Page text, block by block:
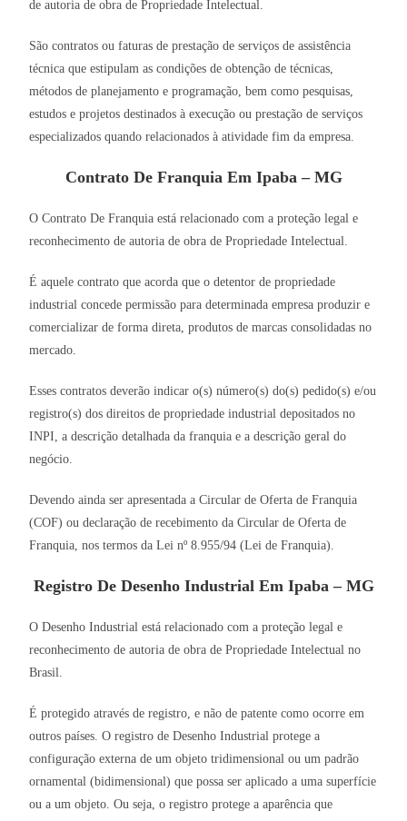
de autoria de obra de Propriedade Intelectual.
São contratos ou faturas de prestação de serviços de assistência
técnica que estipulam as condições de obtenção de técnicas,
métodos de planejamento e programação, bem como pesquisas,
estudos e projetos destinados à execução ou prestação de serviços
especializados quando relacionados à atividade fim da empresa.
Contrato De Franquia Em Ipaba – MG
O Contrato De Franquia está relacionado com a proteção legal e
reconhecimento de autoria de obra de Propriedade Intelectual.
É aquele contrato que acorda que o detentor de propriedade
industrial concede permissão para determinada empresa produzir e
comercializar de forma direta, produtos de marcas consolidadas no
mercado.
Esses contratos deverão indicar o(s) número(s) do(s) pedido(s) e/ou
registro(s) dos direitos de propriedade industrial depositados no
INPI, a descrição detalhada da franquia e a descrição geral do
negócio.
Devendo ainda ser apresentada a Circular de Oferta de Franquia
(COF) ou declaração de recebimento da Circular de Oferta de
Franquia, nos termos da Lei nº 8.955/94 (Lei de Franquia).
Registro De Desenho Industrial Em Ipaba – MG
O Desenho Industrial está relacionado com a proteção legal e
reconhecimento de autoria de obra de Propriedade Intelectual no
Brasil.
É protegido através de registro, e não de patente como ocorre em
outros países. O registro de Desenho Industrial protege a
configuração externa de um objeto tridimensional ou um padrão
ornamental (bidimensional) que possa ser aplicado a uma superfície
ou a um objeto. Ou seja, o registro protege a aparência que